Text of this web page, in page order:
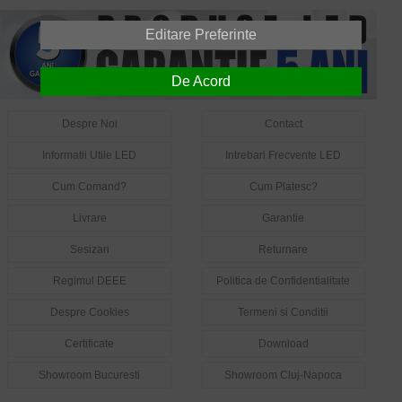
Despre Noi Contact
Informatii Utile LED Intrebari Frecvente LED
Cum Comand? Cum Platesc?
Livrare Garantie
Sesizari Returnare
Regimul DEEE Politica de Confidentialitate
Despre Cookies Termeni si Conditii
Certificate Download
Showroom Bucuresti Showroom Cluj-Napoca
Editare Preferinte
De Acord